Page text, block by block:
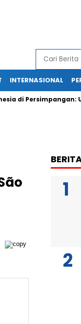
INTERNASIONAL
Persimpangan: Ujian